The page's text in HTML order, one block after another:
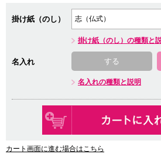
掛け紙（のし）
掛け紙（のし）の種類と
名入れ する
名入れの種類と説明
カート画面に進む場合はこちら